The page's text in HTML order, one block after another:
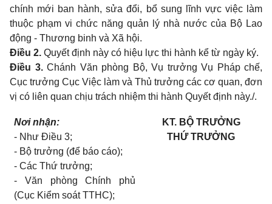
chính mới ban hành, sửa đổi, bổ sung lĩnh vực việc làm
thuộc phạm vi chức năng quản lý nhà nước của Bộ Lao
động - Thương binh và Xã hội.
Điều 2. Quyết định này có hiệu lực thi hành kể từ ngày ký.
Điều 3. Chánh Văn phòng Bộ, Vụ trưởng Vụ Pháp chế,
Cục trưởng Cục Việc làm và Thủ trưởng các cơ quan, đơn
vị có liên quan chịu trách nhiệm thi hành Quyết định này./.
Nơi nhận:
- Như Điều 3;
- Bộ trưởng (để báo cáo);
- Các Thứ trưởng;
- Văn phòng Chính phủ
(Cục Kiểm soát TTHC);
KT. BỘ TRƯỞNG
THỨ TRƯỞNG